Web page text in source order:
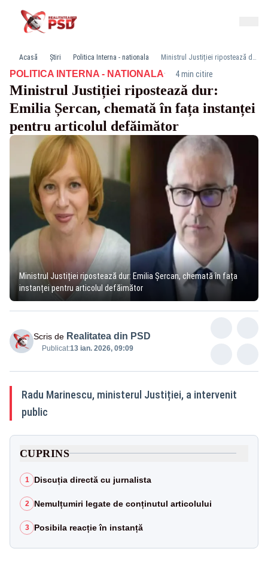
Acasă Știri Politica Interna - nationala Ministrul Justiției ripostează dur: Emilia Șercan, chemată în fața instanței pentru articolul defăimător
POLITICA INTERNA - NATIONALA· 4 min citire
Ministrul Justiției ripostează dur:
Emilia Șercan, chemată în fața instanței
pentru articolul defăimător
Ministrul Justiției ripostează dur: Emilia Șercan, chemată în fața
instanței pentru articolul defăimător
Scris de Realitatea din PSD
Publicat:13 ian. 2026, 09:09
Radu Marinescu, ministerul Justiției, a intervenit
public
CUPRINS
1 Discuția directă cu jurnalista
2 Nemulțumiri legate de conținutul articolului
3 Posibila reacție în instanță